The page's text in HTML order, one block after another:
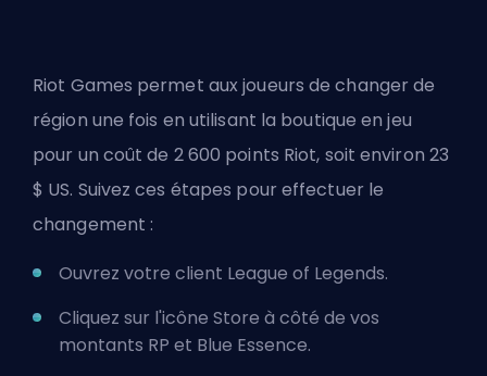
Riot Games permet aux joueurs de changer de
région une fois en utilisant la boutique en jeu
pour un coût de 2 600 points Riot, soit environ 23
$ US. Suivez ces étapes pour effectuer le
changement :
Ouvrez votre client League of Legends.
Cliquez sur l'icône Store à côté de vos
montants RP et Blue Essence.